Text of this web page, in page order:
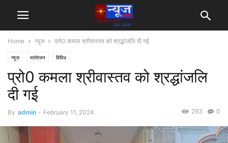
Home न्यूज प्रो0 कमला श्रीवास्तव को श्रद्धांजलि दी गई
न्यूज मनोरंजन विविध
प्रो0 कमला श्रीवास्तव को श्रद्धांजलि
दी गई
By admin - February 11, 2024 0
293